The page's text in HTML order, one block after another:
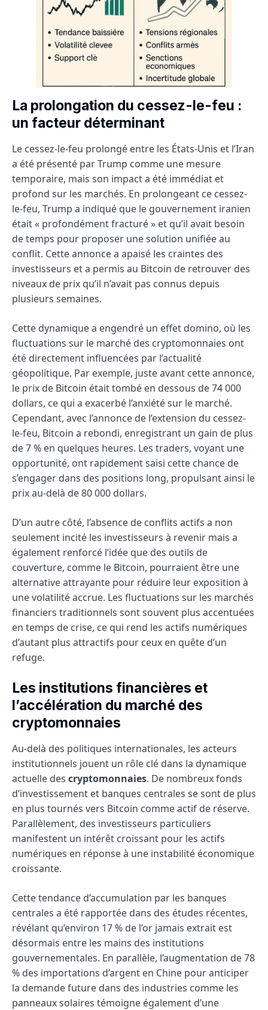
La prolongation du cessez-le-feu :
un facteur déterminant
Le cessez-le-feu prolongé entre les États-Unis et l’Iran
a été présenté par Trump comme une mesure
temporaire, mais son impact a été immédiat et
profond sur les marchés. En prolongeant ce cessez-
le-feu, Trump a indiqué que le gouvernement iranien
était « profondément fracturé » et qu’il avait besoin
de temps pour proposer une solution unifiée au
conflit. Cette annonce a apaisé les craintes des
investisseurs et a permis au Bitcoin de retrouver des
niveaux de prix qu’il n’avait pas connus depuis
plusieurs semaines.
Cette dynamique a engendré un effet domino, où les
fluctuations sur le marché des cryptomonnaies ont
été directement influencées par l’actualité
géopolitique. Par exemple, juste avant cette annonce,
le prix de Bitcoin était tombé en dessous de 74 000
dollars, ce qui a exacerbé l’anxiété sur le marché.
Cependant, avec l’annonce de l’extension du cessez-
le-feu, Bitcoin a rebondi, enregistrant un gain de plus
de 7 % en quelques heures. Les traders, voyant une
opportunité, ont rapidement saisi cette chance de
s’engager dans des positions long, propulsant ainsi le
prix au-delà de 80 000 dollars.
D’un autre côté, l’absence de conflits actifs a non
seulement incité les investisseurs à revenir mais a
également renforcé l’idée que des outils de
couverture, comme le Bitcoin, pourraient être une
alternative attrayante pour réduire leur exposition à
une volatilité accrue. Les fluctuations sur les marchés
financiers traditionnels sont souvent plus accentuées
en temps de crise, ce qui rend les actifs numériques
d’autant plus attractifs pour ceux en quête d’un
refuge.
Les institutions financières et
l’accélération du marché des
cryptomonnaies
Au-delà des politiques internationales, les acteurs
institutionnels jouent un rôle clé dans la dynamique
actuelle des cryptomonnaies. De nombreux fonds
d’investissement et banques centrales se sont de plus
en plus tournés vers Bitcoin comme actif de réserve.
Parallèlement, des investisseurs particuliers
manifestent un intérêt croissant pour les actifs
numériques en réponse à une instabilité économique
croissante.
Cette tendance d’accumulation par les banques
centrales a été rapportée dans des études récentes,
révélant qu’environ 17 % de l’or jamais extrait est
désormais entre les mains des institutions
gouvernementales. En parallèle, l’augmentation de 78
% des importations d’argent en Chine pour anticiper
la demande future dans des industries comme les
panneaux solaires témoigne également d’une